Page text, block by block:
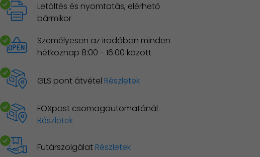
Letöltés és nyomtatás, elérhető
bármikor
Személyesen az irodában minden
hétköznap 8:00 - 16:00 között
GLS pont átvétel Részletek
FOXpost csomagautomatánál
Részletek
Futárszolgálat Részletek